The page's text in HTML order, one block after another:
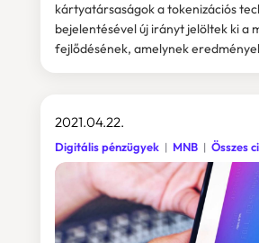
kártyatársaságok a tokenizációs
bejelentésével új irányt jelöltek ki a
fejlődésének, amelynek
2021.04.22.
Digitális pénzügyek MNB Összes